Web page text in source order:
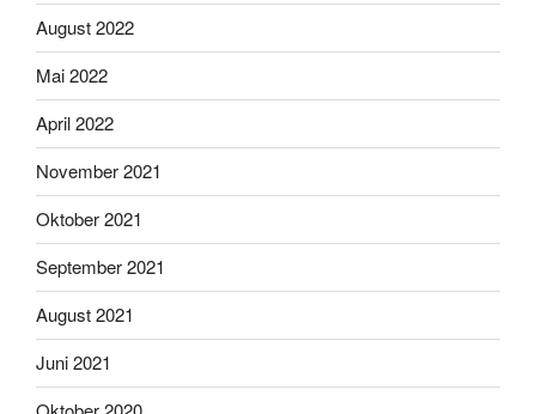
August 2022
Mai 2022
April 2022
November 2021
Oktober 2021
September 2021
August 2021
Juni 2021